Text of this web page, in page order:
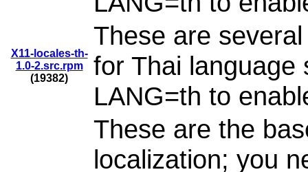
X11-locales-th-
1.0-2.src.rpm
(19382)
These are
for Thai language
LANG=th to
These are the
localization; you